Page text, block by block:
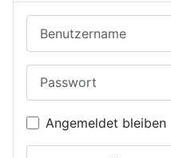
Angemeldet bleiben